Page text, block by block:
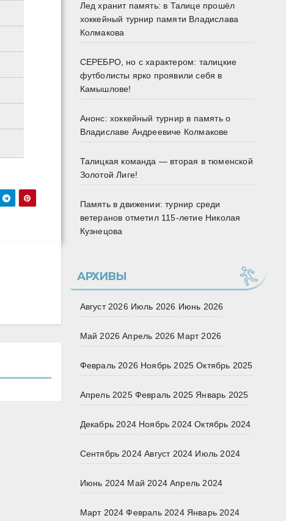
Лед хранит память: в Талице прошёл
хоккейный турнир памяти Владислава
Колмакова
СЕРЕБРО, но с характером: талицкие
футболисты ярко проявили себя в
Камышлове!
Анонс: хоккейный турнир в память о
Владиславе Андреевиче Колмакове
Талицкая команда — вторая в тюменской
Золотой Лиге!
Память в движении: турнир среди
ветеранов отметил 115‑летие Николая
Кузнецова
АРХИВЫ
Август 2026 Июль 2026 Июнь 2026
Май 2026 Апрель 2026 Март 2026
Февраль 2026 Ноябрь 2025 Октябрь 2025
Апрель 2025 Февраль 2025 Январь 2025
Декабрь 2024 Ноябрь 2024 Октябрь 2024
Сентябрь 2024 Август 2024 Июль 2024
Июнь 2024 Май 2024 Апрель 2024
Март 2024 Февраль 2024 Январь 2024